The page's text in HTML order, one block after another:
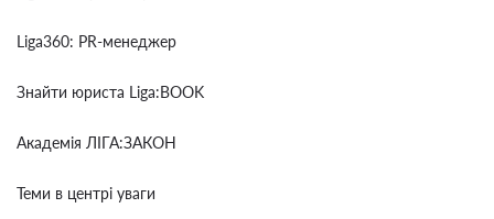
Liga360: PR-менеджер
Знайти юриста Liga:BOOK
Академія ЛІГА:ЗАКОН
Теми в центрі уваги